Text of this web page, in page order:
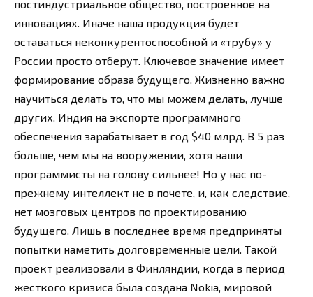
постиндустриальное общество, построенное на
инновациях. Иначе наша продукция будет
оставаться неконкурентоспособной и «трубу» у
России просто отберут. Ключевое значение имеет
формирование образа будущего. Жизненно важно
научиться делать то, что мы можем делать, лучше
других. Индия на экспорте программного
обеспечения зарабатывает в год $40 млрд. В 5 раз
больше, чем мы на вооружении, хотя наши
программисты на голову сильнее! Но у нас по-
прежнему интеллект не в почете, и, как следствие,
нет мозговых центров по проектированию
будущего. Лишь в последнее время предприняты
попытки наметить долговременные цели. Такой
проект реализовали в Финляндии, когда в период
жесткого кризиса была создана Nokia, мировой